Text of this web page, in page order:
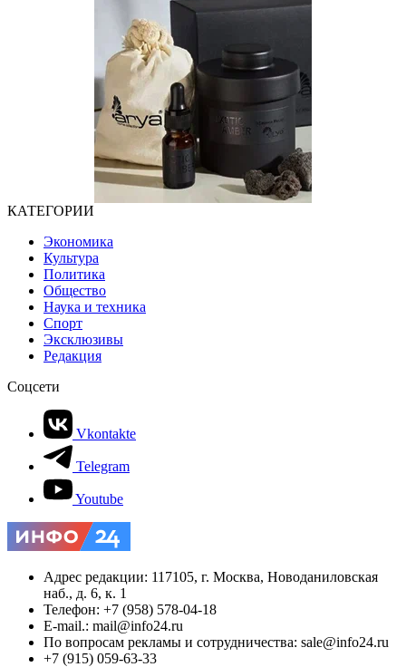
КАТЕГОРИИ
Экономика
Культура
Политика
Общество
Наука и техника
Спорт
Эксклюзивы
Редакция
Соцсети
Vkontakte
Telegram
Youtube
Адрес редакции: 117105, г. Москва, Новоданиловская
наб., д. 6, к. 1
Телефон: +7 (958) 578-04-18
E-mail.: mail@info24.ru
По вопросам рекламы и сотрудничества: sale@info24.ru
+7 (915) 059-63-33